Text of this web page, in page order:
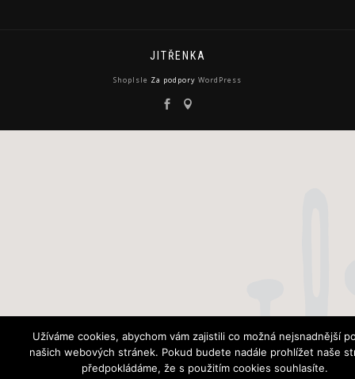
JITŘENKA
ShopIsle Za podpory WordPress
Užíváme cookies, abychom vám zajistili co možná nejsnadnější
našich webových stránek. Pokud budete nadále prohlížet naše
předpokládáme, že s použitím cookies souhlasíte.